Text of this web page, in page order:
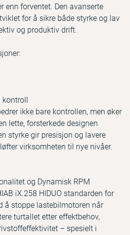
enn forventet. Den avanserte
for å sikre både styrke og lav
og produktiv drift.
kontroll
ikke bare kontrollen, men øker
lette, forsterkede designen
styrke gir presisjon og lavere
virksomheten til nye nivåer.
og Dynamisk RPM
iX.258 HIDUO standarden for
å stoppe lastebilmotoren når
turtallet etter effektbehov,
– spesielt i